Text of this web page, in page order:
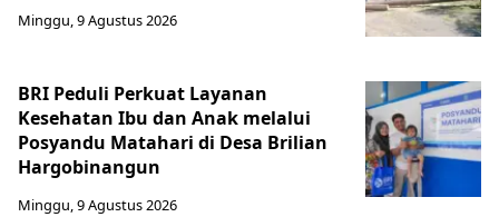
Minggu, 9 Agustus 2026
BRI Peduli Perkuat Layanan
Kesehatan Ibu dan Anak melalui
Posyandu Matahari di Desa Brilian
Hargobinangun
Minggu, 9 Agustus 2026